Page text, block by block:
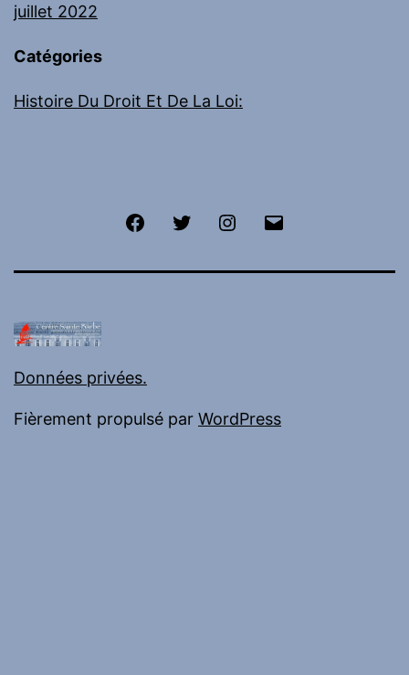
juillet 2022
Catégories
Histoire Du Droit Et De La Loi:
FacebookTwitter Instagram
Données privées.
Fièrement propulsé par WordPress